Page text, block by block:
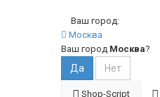
Ваш город:
Москва
Ваш город Москва?
Shop-Script